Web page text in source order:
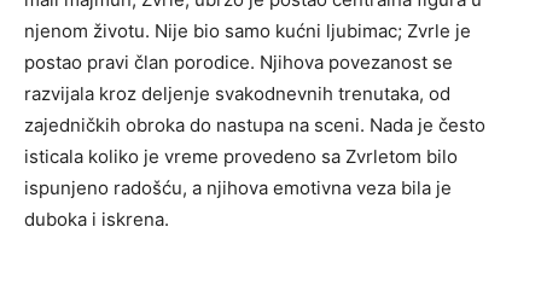
njenom životu. Nije bio samo kućni ljubimac; Zvrle je
postao pravi član porodice. Njihova povezanost se
razvijala kroz deljenje svakodnevnih trenutaka, od
zajedničkih obroka do nastupa na sceni. Nada je često
isticala koliko je vreme provedeno sa Zvrletom bilo
ispunjeno radošću, a njihova emotivna veza bila je
duboka i iskrena.